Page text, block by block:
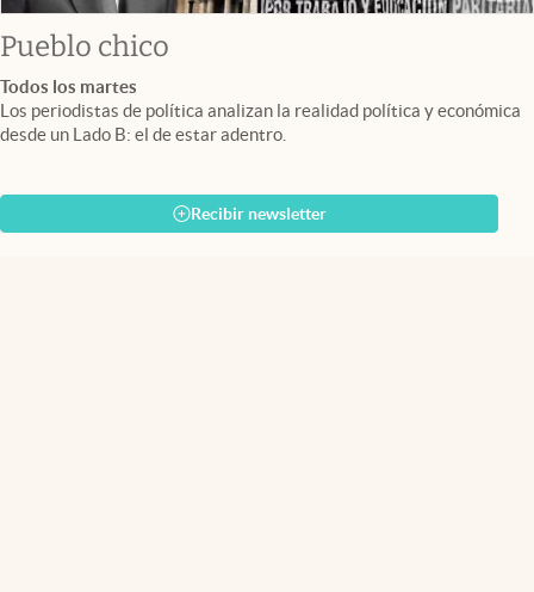
Pueblo chico
Todos los martes
Los periodistas de política analizan la realidad política y económica
desde un Lado B: el de estar adentro.
Recibir newsletter